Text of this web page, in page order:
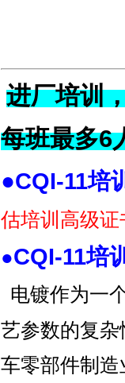
进厂培训
每班最多6
●CQI-11培
估培训 高级证
●CQI-11培
电镀作为一
艺参数的复
车零部件制